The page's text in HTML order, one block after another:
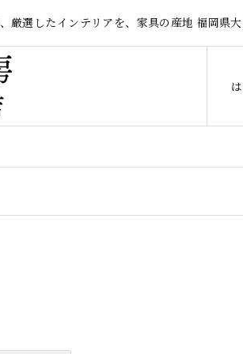
厳選したインテリアを、家具の産地 福岡県